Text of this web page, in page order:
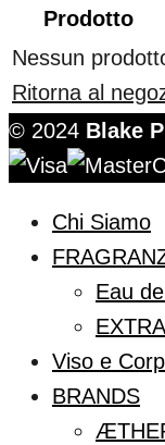
Prodotto
Nessun
Ritorna al
© 2024 Blake
Chi Siamo
Eau
Viso e
BRANDS